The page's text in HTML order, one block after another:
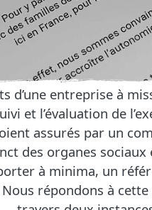
d’une entreprise à
et l’évaluation de
assurés par un
des organes sociaux
à minima, un
répondons à